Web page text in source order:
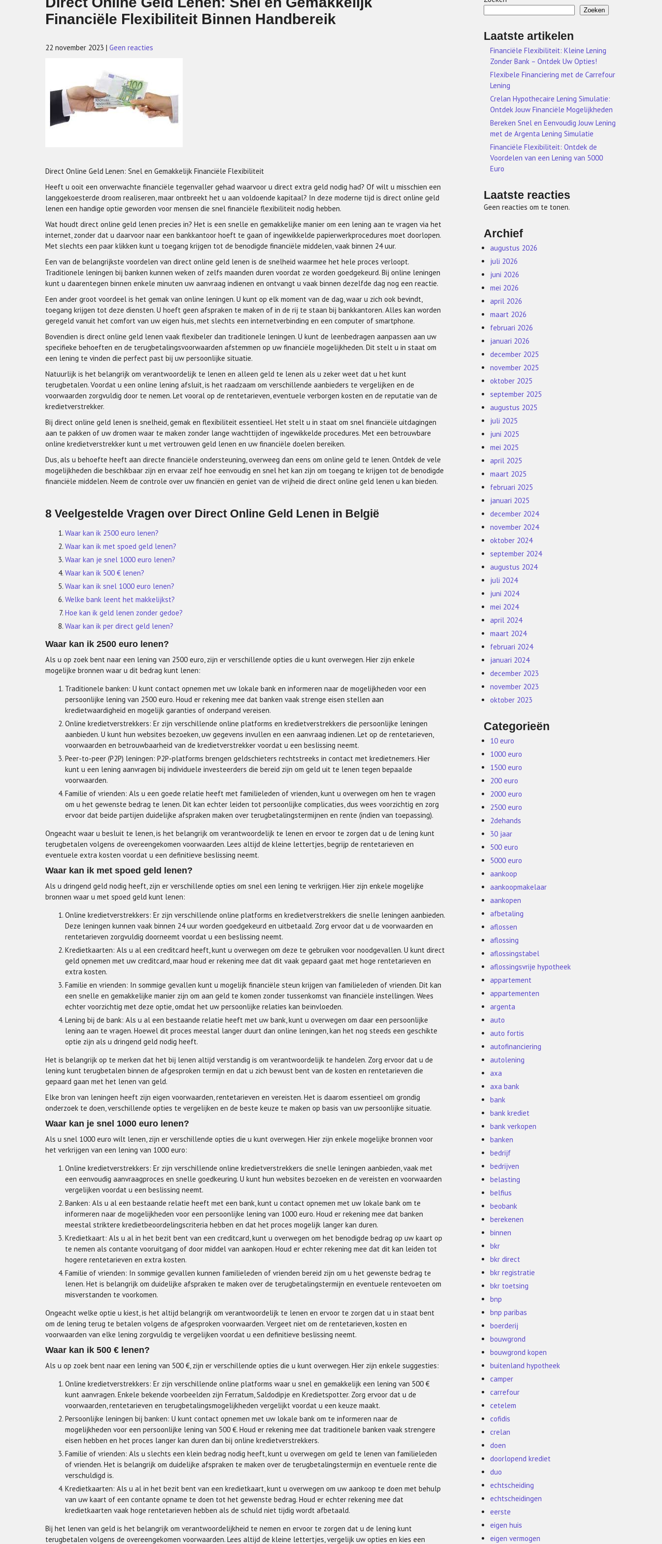
Financiële Flexibiliteit Binnen Handbereik
22 november 2023 | Geen reacties
Direct Online Geld Lenen: Snel en Gemakkelijk Financiële Flexibiliteit
Heeft u ooit een onverwachte financiële tegenvaller gehad waarvoor u direct extra geld nodig had? Of wilt u misschien een
langgekoesterde droom realiseren, maar ontbreekt het u aan voldoende kapitaal? In deze moderne tijd is direct online geld
lenen een handige optie geworden voor mensen die snel financiële flexibiliteit nodig hebben.
Wat houdt direct online geld lenen precies in? Het is een snelle en gemakkelijke manier om een lening aan te vragen via het
internet, zonder dat u daarvoor naar een bankkantoor hoeft te gaan of ingewikkelde papierwerkprocedures moet doorlopen.
Met slechts een paar klikken kunt u toegang krijgen tot de benodigde financiële middelen, vaak binnen 24 uur.
Een van de belangrijkste voordelen van direct online geld lenen is de snelheid waarmee het hele proces verloopt.
Traditionele leningen bij banken kunnen weken of zelfs maanden duren voordat ze worden goedgekeurd. Bij online leningen
kunt u daarentegen binnen enkele minuten uw aanvraag indienen en ontvangt u vaak binnen dezelfde dag nog een reactie.
Een ander groot voordeel is het gemak van online leningen. U kunt op elk moment van de dag, waar u zich ook bevindt,
toegang krijgen tot deze diensten. U hoeft geen afspraken te maken of in de rij te staan bij bankkantoren. Alles kan worden
geregeld vanuit het comfort van uw eigen huis, met slechts een internetverbinding en een computer of smartphone.
Bovendien is direct online geld lenen vaak flexibeler dan traditionele leningen. U kunt de leenbedragen aanpassen aan uw
specifieke behoeften en de terugbetalingsvoorwaarden afstemmen op uw financiële mogelijkheden. Dit stelt u in staat om
een lening te vinden die perfect past bij uw persoonlijke situatie.
Natuurlijk is het belangrijk om verantwoordelijk te lenen en alleen geld te lenen als u zeker weet dat u het kunt
terugbetalen. Voordat u een online lening afsluit, is het raadzaam om verschillende aanbieders te vergelijken en de
voorwaarden zorgvuldig door te nemen. Let vooral op de rentetarieven, eventuele verborgen kosten en de reputatie van de
kredietverstrekker.
Bij direct online geld lenen is snelheid, gemak en flexibiliteit essentieel. Het stelt u in staat om snel financiële uitdagingen
aan te pakken of uw dromen waar te maken zonder lange wachttijden of ingewikkelde procedures. Met een betrouwbare
online kredietverstrekker kunt u met vertrouwen geld lenen en uw financiële doelen bereiken.
Dus, als u behoefte heeft aan directe financiële ondersteuning, overweeg dan eens om online geld te lenen. Ontdek de vele
mogelijkheden die beschikbaar zijn en ervaar zelf hoe eenvoudig en snel het kan zijn om toegang te krijgen tot de benodigde
financiële middelen. Neem de controle over uw financiën en geniet van de vrijheid die direct online geld lenen u kan bieden.
8 Veelgestelde Vragen over Direct Online Geld Lenen in België
Waar kan ik 2500 euro lenen?
Waar kan ik met spoed geld lenen?
Waar kan je snel 1000 euro lenen?
Waar kan ik 500 € lenen?
Waar kan ik snel 1000 euro lenen?
Welke bank leent het makkelijkst?
Hoe kan ik geld lenen zonder gedoe?
Waar kan ik per direct geld lenen?
Waar kan ik 2500 euro lenen?
Als u op zoek bent naar een lening van 2500 euro, zijn er verschillende opties die u kunt overwegen. Hier zijn enkele
mogelijke bronnen waar u dit bedrag kunt lenen:
Traditionele banken: U kunt contact opnemen met uw lokale bank en informeren naar de mogelijkheden voor een
persoonlijke lening van 2500 euro. Houd er rekening mee dat banken vaak strenge eisen stellen aan
kredietwaardigheid en mogelijk garanties of onderpand vereisen.
Online kredietverstrekkers: Er zijn verschillende online platforms en kredietverstrekkers die persoonlijke leningen
aanbieden. U kunt hun websites bezoeken, uw gegevens invullen en een aanvraag indienen. Let op de rentetarieven,
voorwaarden en betrouwbaarheid van de kredietverstrekker voordat u een beslissing neemt.
Peer-to-peer (P2P) leningen: P2P-platforms brengen geldschieters rechtstreeks in contact met kredietnemers. Hier
kunt u een lening aanvragen bij individuele investeerders die bereid zijn om geld uit te lenen tegen bepaalde
voorwaarden.
Familie of vrienden: Als u een goede relatie heeft met familieleden of vrienden, kunt u overwegen om hen te vragen
om u het gewenste bedrag te lenen. Dit kan echter leiden tot persoonlijke complicaties, dus wees voorzichtig en zorg
ervoor dat beide partijen duidelijke afspraken maken over terugbetalingstermijnen en rente (indien van toepassing).
Ongeacht waar u besluit te lenen, is het belangrijk om verantwoordelijk te lenen en ervoor te zorgen dat u de lening kunt
terugbetalen volgens de overeengekomen voorwaarden. Lees altijd de kleine lettertjes, begrijp de rentetarieven en
eventuele extra kosten voordat u een definitieve beslissing neemt.
Waar kan ik met spoed geld lenen?
Als u dringend geld nodig heeft, zijn er verschillende opties om snel een lening te verkrijgen. Hier zijn enkele mogelijke
bronnen waar u met spoed geld kunt lenen:
Online kredietverstrekkers: Er zijn verschillende online platforms en kredietverstrekkers die snelle leningen aanbieden.
Deze leningen kunnen vaak binnen 24 uur worden goedgekeurd en uitbetaald. Zorg ervoor dat u de voorwaarden en
rentetarieven zorgvuldig doorneemt voordat u een beslissing neemt.
Kredietkaarten: Als u al een creditcard heeft, kunt u overwegen om deze te gebruiken voor noodgevallen. U kunt direct
geld opnemen met uw creditcard, maar houd er rekening mee dat dit vaak gepaard gaat met hoge rentetarieven en
extra kosten.
Familie en vrienden: In sommige gevallen kunt u mogelijk financiële steun krijgen van familieleden of vrienden. Dit kan
een snelle en gemakkelijke manier zijn om aan geld te komen zonder tussenkomst van financiële instellingen. Wees
echter voorzichtig met deze optie, omdat het uw persoonlijke relaties kan beïnvloeden.
Lening bij de bank: Als u al een bestaande relatie heeft met uw bank, kunt u overwegen om daar een persoonlijke
lening aan te vragen. Hoewel dit proces meestal langer duurt dan online leningen, kan het nog steeds een geschikte
optie zijn als u dringend geld nodig heeft.
Het is belangrijk op te merken dat het bij lenen altijd verstandig is om verantwoordelijk te handelen. Zorg ervoor dat u de
lening kunt terugbetalen binnen de afgesproken termijn en dat u zich bewust bent van de kosten en rentetarieven die
gepaard gaan met het lenen van geld.
Elke bron van leningen heeft zijn eigen voorwaarden, rentetarieven en vereisten. Het is daarom essentieel om grondig
onderzoek te doen, verschillende opties te vergelijken en de beste keuze te maken op basis van uw persoonlijke situatie.
Waar kan je snel 1000 euro lenen?
Als u snel 1000 euro wilt lenen, zijn er verschillende opties die u kunt overwegen. Hier zijn enkele mogelijke bronnen voor
het verkrijgen van een lening van 1000 euro:
Online kredietverstrekkers: Er zijn verschillende online kredietverstrekkers die snelle leningen aanbieden, vaak met
een eenvoudig aanvraagproces en snelle goedkeuring. U kunt hun websites bezoeken en de vereisten en voorwaarden
vergelijken voordat u een beslissing neemt.
Banken: Als u al een bestaande relatie heeft met een bank, kunt u contact opnemen met uw lokale bank om te
informeren naar de mogelijkheden voor een persoonlijke lening van 1000 euro. Houd er rekening mee dat banken
meestal striktere kredietbeoordelingscriteria hebben en dat het proces mogelijk langer kan duren.
Kredietkaart: Als u al in het bezit bent van een creditcard, kunt u overwegen om het benodigde bedrag op uw kaart op
te nemen als contante vooruitgang of door middel van aankopen. Houd er echter rekening mee dat dit kan leiden tot
hogere rentetarieven en extra kosten.
Familie of vrienden: In sommige gevallen kunnen familieleden of vrienden bereid zijn om u het gewenste bedrag te
lenen. Het is belangrijk om duidelijke afspraken te maken over de terugbetalingstermijn en eventuele rentevoeten om
misverstanden te voorkomen.
Ongeacht welke optie u kiest, is het altijd belangrijk om verantwoordelijk te lenen en ervoor te zorgen dat u in staat bent
om de lening terug te betalen volgens de afgesproken voorwaarden. Vergeet niet om de rentetarieven, kosten en
voorwaarden van elke lening zorgvuldig te vergelijken voordat u een definitieve beslissing neemt.
Waar kan ik 500 € lenen?
Als u op zoek bent naar een lening van 500 €, zijn er verschillende opties die u kunt overwegen. Hier zijn enkele suggesties:
Online kredietverstrekkers: Er zijn verschillende online platforms waar u snel en gemakkelijk een lening van 500 €
kunt aanvragen. Enkele bekende voorbeelden zijn Ferratum, Saldodipje en Kredietspotter. Zorg ervoor dat u de
voorwaarden, rentetarieven en terugbetalingsmogelijkheden vergelijkt voordat u een keuze maakt.
Persoonlijke leningen bij banken: U kunt contact opnemen met uw lokale bank om te informeren naar de
mogelijkheden voor een persoonlijke lening van 500 €. Houd er rekening mee dat traditionele banken vaak strengere
eisen hebben en het proces langer kan duren dan bij online kredietverstrekkers.
Familie of vrienden: Als u slechts een klein bedrag nodig heeft, kunt u overwegen om geld te lenen van familieleden
of vrienden. Het is belangrijk om duidelijke afspraken te maken over de terugbetalingstermijn en eventuele rente die
verschuldigd is.
Kredietkaarten: Als u al in het bezit bent van een kredietkaart, kunt u overwegen om uw aankoop te doen met behulp
van uw kaart of een contante opname te doen tot het gewenste bedrag. Houd er echter rekening mee dat
kredietkaarten vaak hoge rentetarieven hebben als de schuld niet tijdig wordt afbetaald.
Bij het lenen van geld is het belangrijk om verantwoordelijkheid te nemen en ervoor te zorgen dat u de lening kunt
terugbetalen volgens de overeengekomen voorwaarden. Lees altijd de kleine lettertjes, vergelijk uw opties en kies een
Zoeken
Laatste artikelen
Financiële Flexibiliteit: Kleine Lening
Zonder Bank – Ontdek Uw Opties!
Flexibele Financiering met de Carrefour
Lening
Crelan Hypothecaire Lening Simulatie:
Ontdek Jouw Financiële Mogelijkheden
Bereken Snel en Eenvoudig Jouw Lening
met de Argenta Lening Simulatie
Financiële Flexibiliteit: Ontdek de
Voordelen van een Lening van 5000
Euro
Laatste reacties
Geen reacties om te tonen.
Archief
augustus 2026
juli 2026
juni 2026
mei 2026
april 2026
maart 2026
februari 2026
januari 2026
december 2025
november 2025
oktober 2025
september 2025
augustus 2025
juli 2025
juni 2025
mei 2025
april 2025
maart 2025
februari 2025
januari 2025
december 2024
november 2024
oktober 2024
september 2024
augustus 2024
juli 2024
juni 2024
mei 2024
april 2024
maart 2024
februari 2024
januari 2024
december 2023
november 2023
oktober 2023
Categorieën
10 euro
1000 euro
1500 euro
200 euro
2000 euro
2500 euro
2dehands
30 jaar
500 euro
5000 euro
aankoop
aankoopmakelaar
aankopen
afbetaling
aflossen
aflossing
aflossingstabel
aflossingsvrije hypotheek
appartement
appartementen
argenta
auto
auto fortis
autofinanciering
autolening
axa
axa bank
bank
bank krediet
bank verkopen
banken
bedrijf
bedrijven
belasting
belfius
beobank
berekenen
binnen
bkr
bkr direct
bkr registratie
bkr toetsing
bnp
bnp paribas
boerderij
bouwgrond
bouwgrond kopen
buitenland hypotheek
camper
carrefour
cetelem
cofidis
crelan
doen
doorlopend krediet
duo
echtscheiding
echtscheidingen
eerste
eigen huis
eigen vermogen